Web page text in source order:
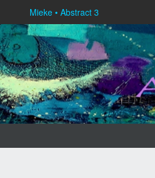
Mieke Abstract 3